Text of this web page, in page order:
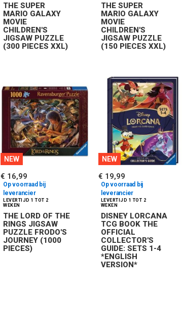
THE SUPER
MARIO GALAXY
MOVIE
CHILDREN'S
JIGSAW PUZZLE
(300 PIECES XXL)
THE SUPER
MARIO GALAXY
MOVIE
CHILDREN'S
JIGSAW PUZZLE
(150 PIECES XXL)
NEW
THE LORD OF THE
RINGS JIGSAW
PUZZLE FRODO'S
JOURNEY (1000
PIECES)
€ 16,99
Op voorraad bij
leverancier
NEW
DISNEY LORCANA
TCG BOOK THE
OFFICIAL
COLLECTOR'S
GUIDE: SETS 1-4
*ENGLISH
VERSION*
€ 19,99
Op voorraad bij
leverancier